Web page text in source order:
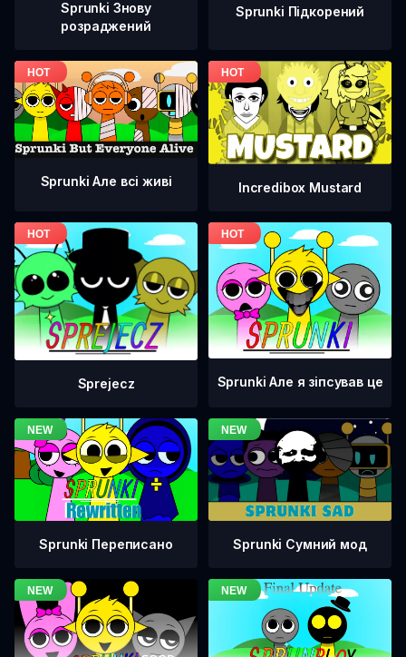
Sprunki Знову
розраджений
Sprunki Підкорений
Sprunki Але всі живі Incredibox Mustard
Sprejecz Sprunki Але я зіпсував це
Sprunki Переписано Sprunki Сумний мод